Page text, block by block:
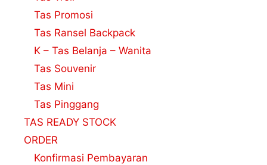
Tas Promosi
Tas Ransel Backpack
K – Tas Belanja – Wanita
Tas Souvenir
Tas Mini
Tas Pinggang
TAS READY STOCK
ORDER
Konfirmasi Pembayaran